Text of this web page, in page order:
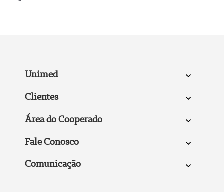
Unimed
Clientes
Área do Cooperado
Fale Conosco
Comunicação